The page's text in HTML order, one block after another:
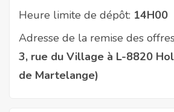
Heure limite de dépôt: 14H00
Adresse de la remise des
3, rue du Village à L-8820
de Martelange)